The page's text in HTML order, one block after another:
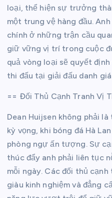
loại, thể hiện sự trưởng
một trung vệ hàng đầu.
chính ở những trận cầu
giữ vững vị trí trong cuộc
quả vòng loại sẽ quyết
thi đấu tại giải đấu danh
== Đối Thủ Cạnh Tranh Vị
Dean Huijsen không phải
kỳ vọng, khi bóng đá Hà
phòng ngự ấn tượng. Sự
thúc đẩy anh phải liên tục
mỗi ngày. Các đối thủ
giàu kinh nghiệm và đẳng